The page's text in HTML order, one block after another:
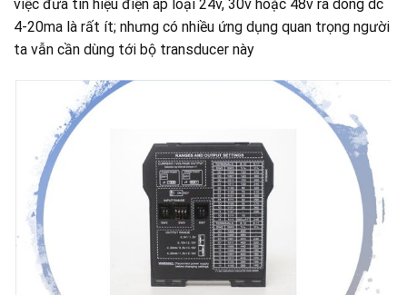
việc đưa tín hiệu điện áp loại 24v, 30v hoặc 48v ra dòng dc
4-20ma là rất ít; nhưng có nhiều ứng dụng quan trọng người
ta vẫn cần dùng tới bộ transducer này